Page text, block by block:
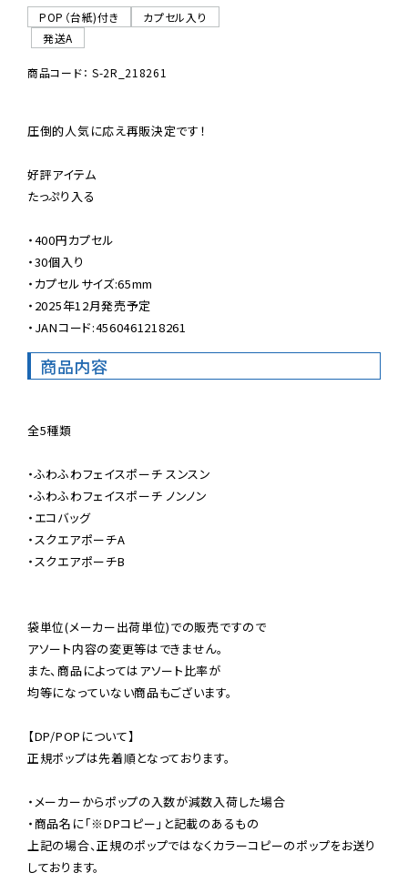
POP（台紙)付き
カプセル入り
発送A
商品コード： S-2R_218261
圧倒的人気に応え再販決定です！
好評アイテム
たっぷり入る
・400円カプセル
・30個入り
・カプセルサイズ:65mm
・2025年12月発売予定
・JANコード:4560461218261
商品内容
全5種類
・ふわふわフェイスポーチ スンスン
・ふわふわフェイスポーチ ノンノン
・エコバッグ
・スクエアポーチA
・スクエアポーチB
袋単位(メーカー出荷単位)での販売ですので
アソート内容の変更等はできません。
また、商品によってはアソート比率が
均等になっていない商品もございます。
【DP/POPについて】
正規ポップは先着順となっております。
・メーカーからポップの入数が減数入荷した場合
・商品名に「※DPコピー」と記載のあるもの
上記の場合、正規のポップではなくカラーコピーのポップをお送り
しております。